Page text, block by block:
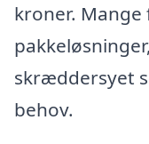
kroner.
skræddersyet
behov.